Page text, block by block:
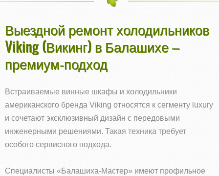
Выездной ремонт холодильников
Viking (Викинг) в Балашихе –
премиум‑подход
Встраиваемые винные шкафы и холодильники
американского бренда Viking относятся к сегменту luxury
и сочетают эксклюзивный дизайн с передовыми
инженерными решениями. Такая техника требует
особого сервисного подхода.
Специалисты «Балашиха-Мастер» имеют профильное